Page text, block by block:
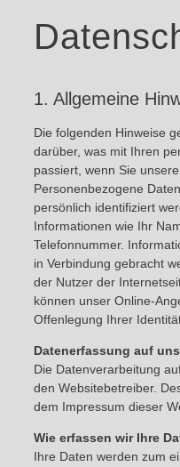
1. Allgemeine
Die folgenden Hinweise
darüber, was mit Ihren
passiert, wenn Sie
Personenbezogene
persönlich identifiziert
Informationen wie Ihr
Telefonnummer.
in Verbindung gebracht
der Nutzer der
können unser Online-
Offenlegung Ihrer
Datenerfassung auf
Die Datenverarbeitung
den Websitebetreiber.
dem Impressum dieser
Wie erfassen wir Ihre
Ihre Daten werden zum